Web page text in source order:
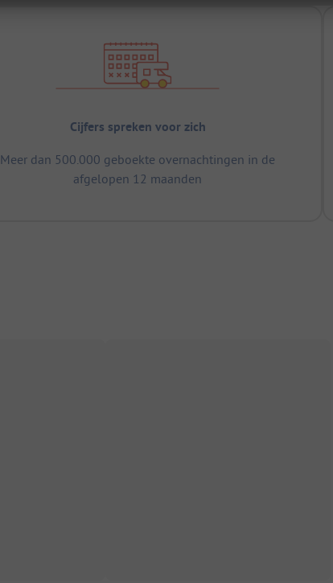
Cijfers spreken voor zich
Meer dan 500.000 geboekte overnachtingen in de
afgelopen 12 maanden